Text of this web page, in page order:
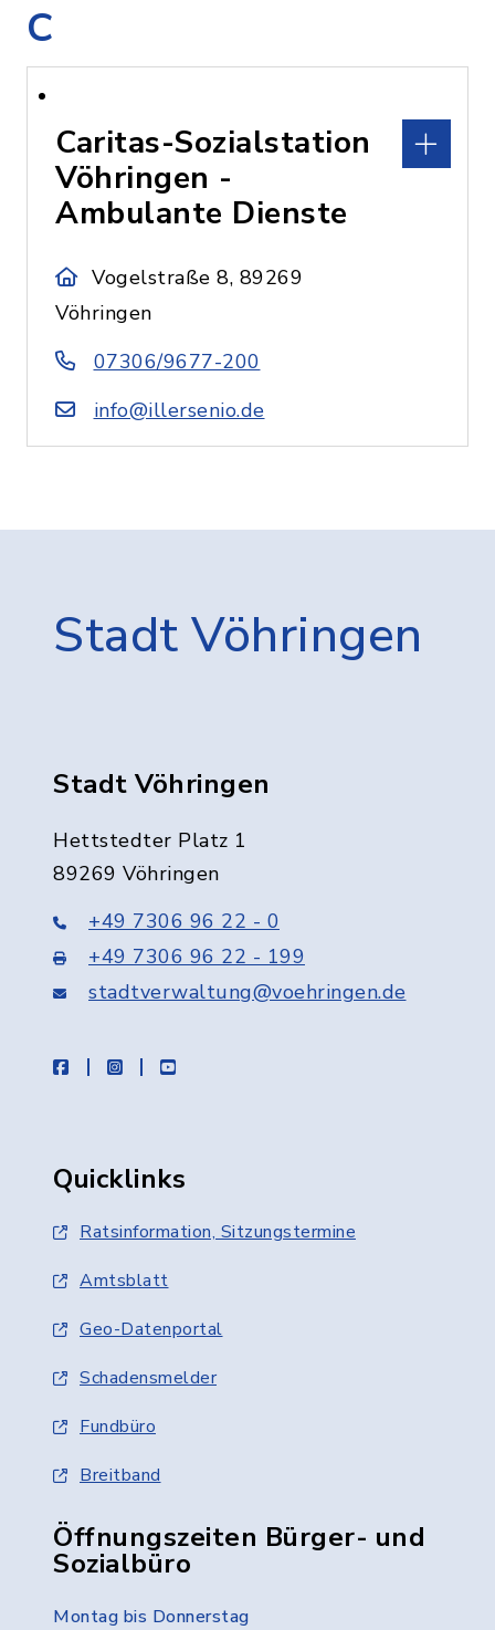
C
Caritas-Sozialstation
Vöhringen -
Ambulante Dienste
Vogelstraße 8, 89269
Vöhringen
07306/9677-200
info@illersenio.de
Stadt Vöhringen
Stadt Vöhringen
Hettstedter Platz 1
89269 Vöhringen
+49 7306 96 22 - 0
+49 7306 96 22 - 199
stadtverwaltung@voehringen.de
facebookinstagramyoutube
Quicklinks
Ratsinformation, Sitzungstermine
Amtsblatt
Geo-Datenportal
Schadensmelder
Fundbüro
Breitband
Öffnungszeiten Bürger- und
Sozialbüro
Montag bis Donnerstag